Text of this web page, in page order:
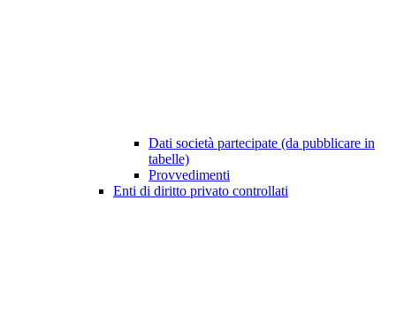
Dati società partecipate (da pubblicare in
tabelle)
Provvedimenti
Enti di diritto privato controllati